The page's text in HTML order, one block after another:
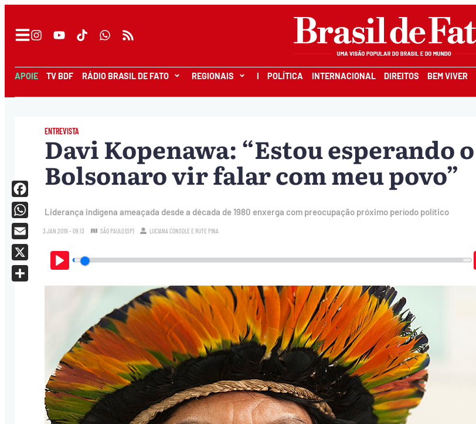
APOIE TV BDF RÁDIO BRASIL DE FATO REGIONAIS I POLÍTICA INTERNACIONAL DIREITOS BEM VIVER
ENTREVISTA
Davi Kopenawa: “Estou esperando o
Bolsonaro vir falar com meu povo”
Liderança indígena ameaçada desde a década de 1980 enxerga com preocupação próximo período político
3.JAN.2019 - 09:13 SÃO PAULO (SP) LUCIANA CONSOLE E RUTE PINA
Play
Facebook
WhatsApp
Email
X